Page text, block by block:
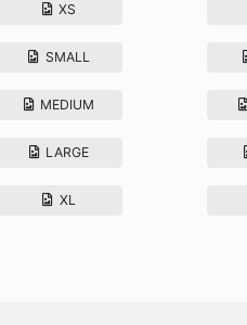
XS
SMALL
MEDIUM
LARGE
XL